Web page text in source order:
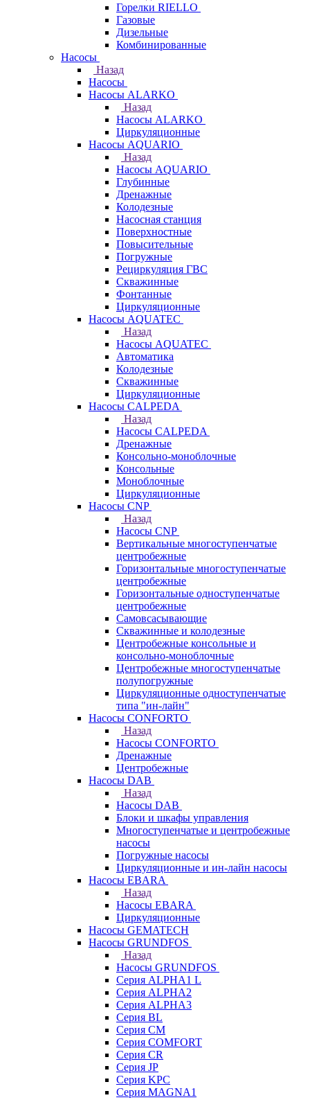
Горелки RIELLO
Газовые
Дизельные
Комбинированные
Насосы
Назад
Насосы
Насосы ALARKO
Назад
Насосы ALARKO
Циркуляционные
Насосы AQUARIO
Назад
Насосы AQUARIO
Глубинные
Дренажные
Колодезные
Насосная станция
Поверхностные
Повысительные
Погружные
Рециркуляция ГВС
Скважинные
Фонтанные
Циркуляционные
Насосы AQUATEC
Назад
Насосы AQUATEC
Автоматика
Колодезные
Скважинные
Циркуляционные
Насосы CALPEDA
Назад
Насосы CALPEDA
Дренажные
Консольно-моноблочные
Консольные
Моноблочные
Циркуляционные
Насосы CNP
Назад
Насосы CNP
Вертикальные многоступенчатые
центробежные
Горизонтальные многоступенчатые
центробежные
Горизонтальные одноступенчатые
центробежные
Самовсасывающие
Скважинные и колодезные
Центробежные консольные и
консольно-моноблочные
Центробежные многоступенчатые
полупогружные
Циркуляционные одноступенчатые
типа "ин-лайн"
Насосы CONFORTO
Назад
Насосы CONFORTO
Дренажные
Центробежные
Насосы DAB
Назад
Насосы DAB
Блоки и шкафы управления
Многоступенчатые и центробежные
насосы
Погружные насосы
Циркуляционные и ин-лайн насосы
Насосы EBARA
Назад
Насосы EBARA
Циркуляционные
Насосы GEMATECH
Насосы GRUNDFOS
Назад
Насосы GRUNDFOS
Серия ALPHA1 L
Серия ALPHA2
Серия ALPHA3
Серия BL
Серия CM
Серия COMFORT
Серия CR
Серия JP
Серия KPC
Серия MAGNA1